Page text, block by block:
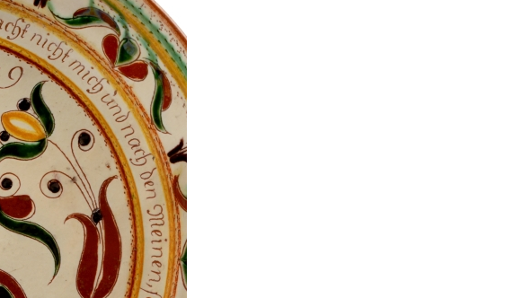
Musées européens de la céramique
Vidéos sur les céramiques
Musées et institutions en Suisse (y
compris les partenaires du projet)